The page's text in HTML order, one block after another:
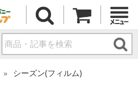
シーズン(フィルム)